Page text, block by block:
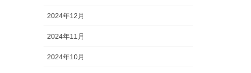
2024年12月
2024年11月
2024年10月